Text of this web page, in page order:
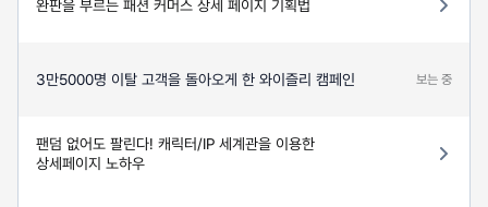
완판을 부르는 패션 커머스 상세 페이지 기획법
3만5000명 이탈 고객을 돌아오게 한 와이즐리 캠페인 보는 중
팬덤 없어도 팔린다! 캐릭터/IP 세계관을 이용한
상세페이지 노하우